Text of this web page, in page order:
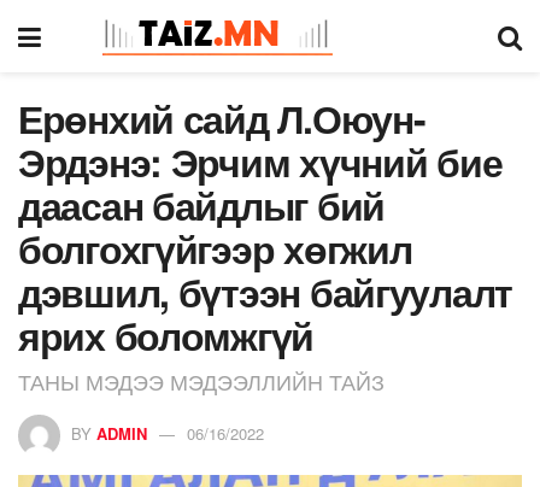
Ерөнхий сайд Л.Оюун-
Эрдэнэ: Эрчим хүчний бие
даасан байдлыг бий
болгохгүйгээр хөгжил
дэвшил, бүтээн байгуулалт
ярих боломжгүй
ТАНЫ МЭДЭЭ МЭДЭЭЛЛИЙН ТАЙЗ
BY ADMIN 06/16/2022